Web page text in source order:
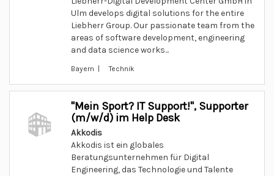
Ulm develops digital solutions for the entire
Liebherr Group. Our passionate team from the
areas of software development, engineering
and data science works...
Bayern | Technik
"Mein Sport? IT Support!", Supporter
(m/w/d) im Help Desk
Akkodis
Akkodis ist ein globales
Beratungsunternehmen für Digital
Engineering, das Technologie und Talente